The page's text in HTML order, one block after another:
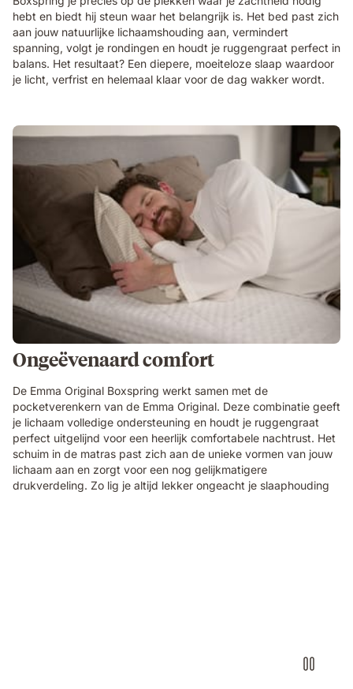
hebt en biedt hij steun waar het belangrijk is. Het bed past zich
aan jouw natuurlijke lichaamshouding aan, vermindert
spanning, volgt je rondingen en houdt je ruggengraat perfect in
balans. Het resultaat? Een diepere, moeiteloze slaap waardoor
je licht, verfrist en helemaal klaar voor de dag wakker wordt.
Ongeëvenaard comfort
De Emma Original Boxspring werkt samen met de
pocketverenkern van de Emma Original. Deze combinatie geeft
je lichaam volledige ondersteuning en houdt je ruggengraat
perfect uitgelijnd voor een heerlijk comfortabele nachtrust. Het
schuim in de matras past zich aan de unieke vormen van jouw
lichaam aan en zorgt voor een nog gelijkmatigere
drukverdeling. Zo lig je altijd lekker ongeacht je slaaphouding